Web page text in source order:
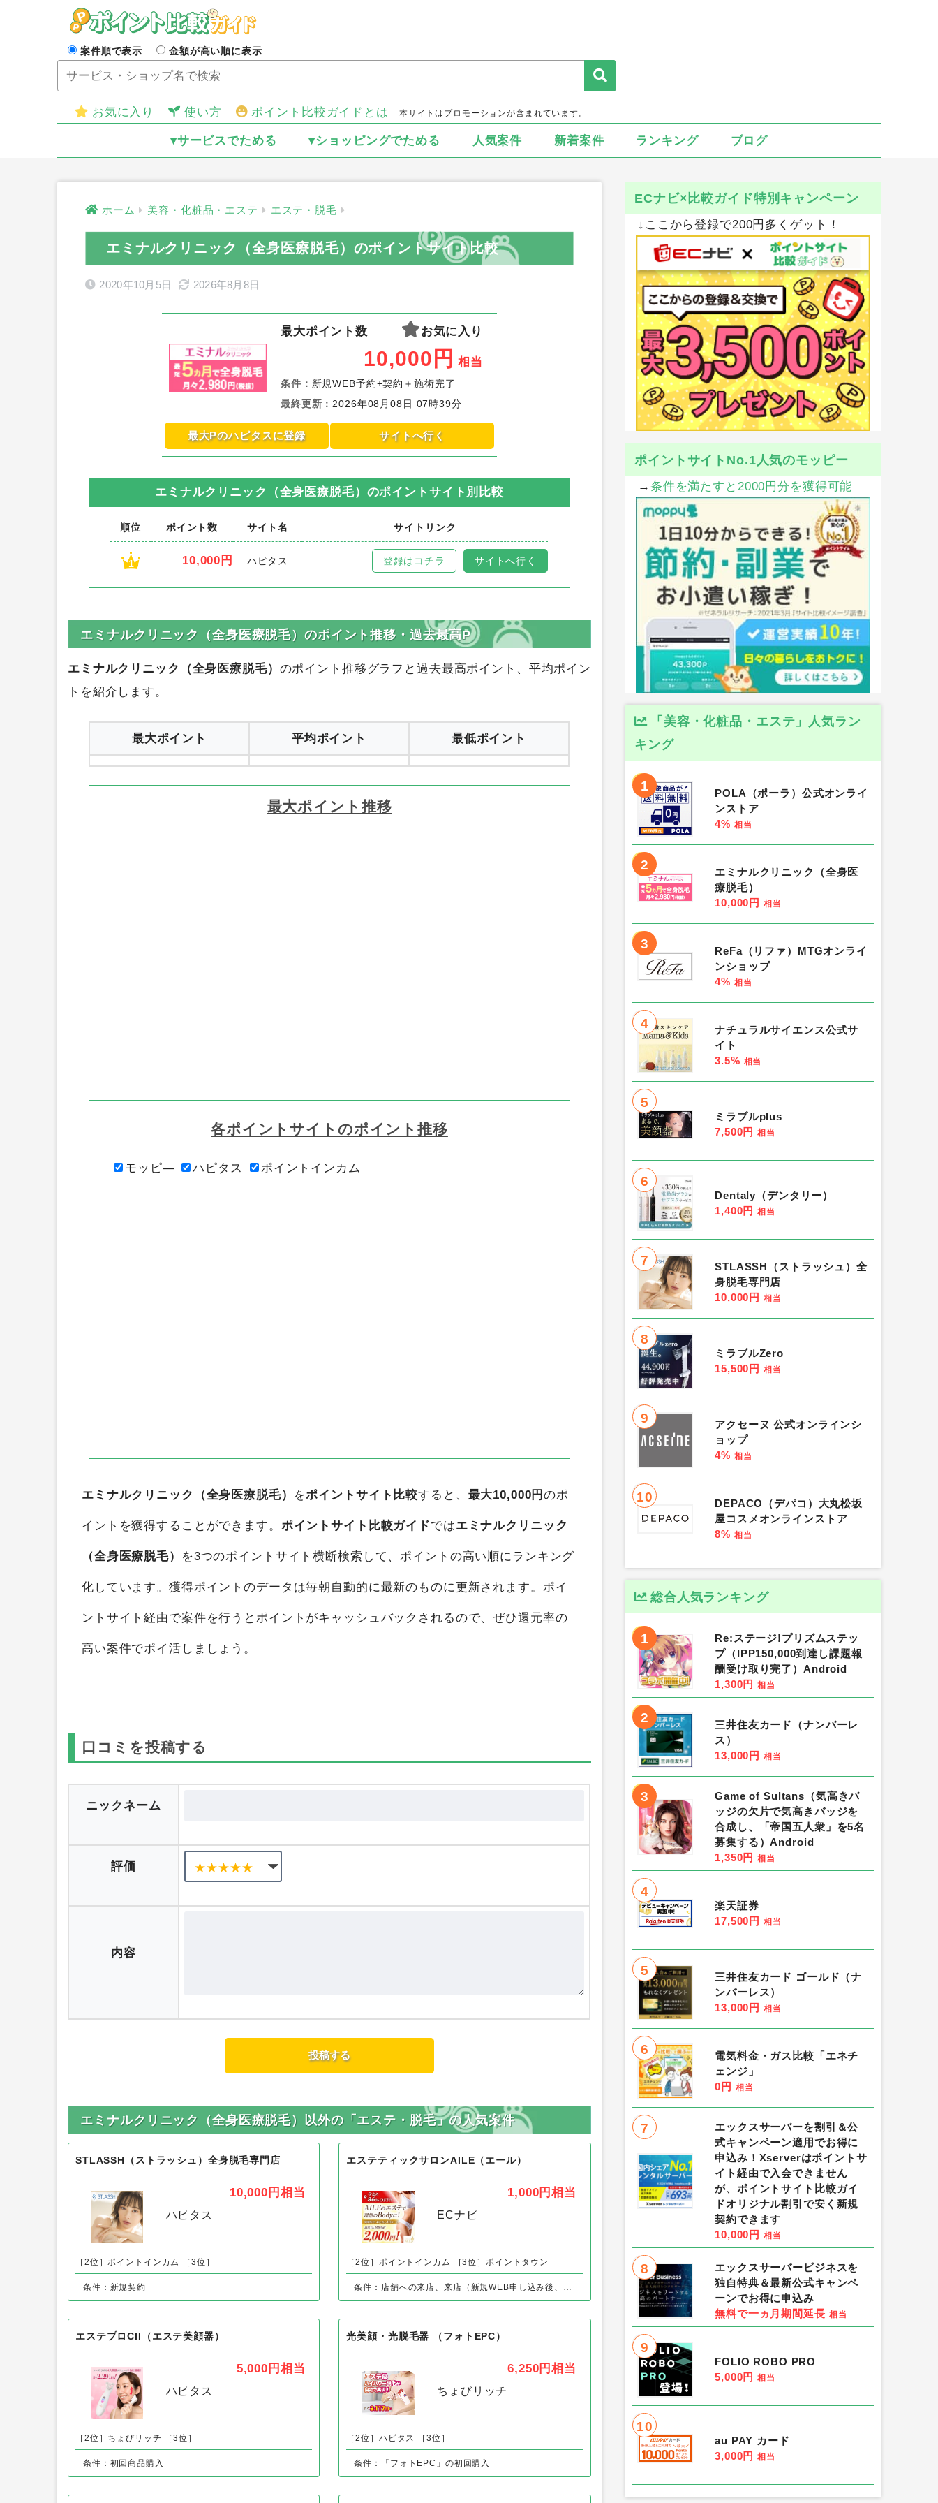
案件順で表示 金額が高い順に表示
お気に入り 使い方 ポイント比較ガイドとは 本サイトはプロモーションが含まれています。
▾サービスでためる ▾ショッピングでためる 人気案件 新着案件 ランキング ブログ
ホーム 美容・化粧品・エステ エステ・脱毛
エミナルクリニック（全身医療脱毛）のポイントサイト比較
2020年10月5日 2026年8月8日
最大ポイント数 お気に入り
10,000 円 相当
条件： 新規WEB予約+契約＋施術完了
最終更新 ： 2026年08月08日 07時39分
最大Pのハピタスに登録 サイトへ行く
エミナルクリニック（全身医療脱毛） のポイントサイト別比較
順位 ポイント数 サイト名 サイトリンク
10,000円 ハピタス 登録はコチラ サイトへ行く
エミナルクリニック（全身医療脱毛）のポイント推移・過去最高P
エミナルクリニック（全身医療脱毛）
のポイント推移グラフと過去最高ポイント、平均ポイン
トを紹介します。
平均ポイント
エミナルクリニック（全身医療脱毛）をポイントサイト比較すると、最大10,000円のポ
イントを獲得することができます。 ポイントサイト比較ガイドではエミナルクリニック
（全身医療脱毛）を3つのポイントサイト横断検索して、ポイントの高い順にランキング
化しています。獲得ポイントのデータは毎朝自動的に最新のものに更新されます。ポイ
口コミを投稿する
ニックネーム
内容
エミナルクリニック（全身医療脱毛）以外の「エステ・脱毛」の人気案件
STLASSH（ストラッシュ）全身脱毛専門店
ハピタス
エステティックサロンAILE（エール）
1,000円
ECナビ
エステプロCII（エステ美顔器）
ハピタス
光美顔・光脱毛器 （フォトEPC）
ちょびリッチ
ECナビ×比較ガイド特別キャンペーン
↓ここから登録で200円多くゲット！
ポイントサイトNo.1人気のモッピー
→ 条件を満たすと2000円分を獲得可能
「美容・化粧品・エステ」人気ラン
キング
1
POLA（ポーラ）公式オンライ
ンストア
4% 相当
2
エミナルクリニック（全身医
療脱毛）
10,000円 相当
3
ReFa（リファ）MTGオンライ
ンショップ
4% 相当
4
ナチュラルサイエンス公式サ
イト
3.5% 相当
5
ミラブルplus
7,500円 相当
6
Dentaly（デンタリー）
1,400円 相当
7
STLASSH（ストラッシュ）全
身脱毛専門店
10,000円 相当
8
ミラブルZero
15,500円 相当
9
アクセーヌ 公式オンラインシ
ョップ
4% 相当
10
DEPACO（デパコ）大丸松坂
屋コスメオンラインストア
8% 相当
総合人気ランキング
1
Re:ステージ!プリズムステッ
プ（IPP150,000到達し課題報
酬受け取り完了）Android
1,300円 相当
2
三井住友カード（ナンバーレ
ス）
13,000円 相当
3
Game of Sultans（気高きバ
ッジの欠片で気高きバッジを
合成し、「帝国五人衆」を5名
募集する）Android
1,350円 相当
4
楽天証券
17,500円 相当
5
三井住友カード ゴールド（ナ
ンバーレス）
13,000円 相当
6
電気料金・ガス比較「エネチ
ェンジ」
0円 相当
7
エックスサーバーを割引＆公
式キャンペーン適用でお得に
申込み！Xserverはポイントサ
イト経由で入会できません
が、ポイントサイト比較ガイ
ドオリジナル割引で安く新規
契約できます
10,000円 相当
8
エックスサーバービジネスを
独自特典＆最新公式キャンペ
ーンでお得に申込み
無料で一ヵ月期間延長 相当
9
FOLIO ROBO PRO
5,000円 相当
10
au PAY カード
3,000円 相当